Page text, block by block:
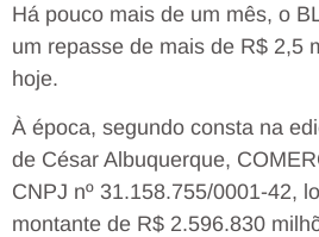
Há pouco mais de um mês, o
um repasse de mais de R$ 2,5
hoje.
À época, segundo consta na
de César Albuquerque,
CNPJ nº 31.158.755/0001-42,
montante de R$ 2.596.830